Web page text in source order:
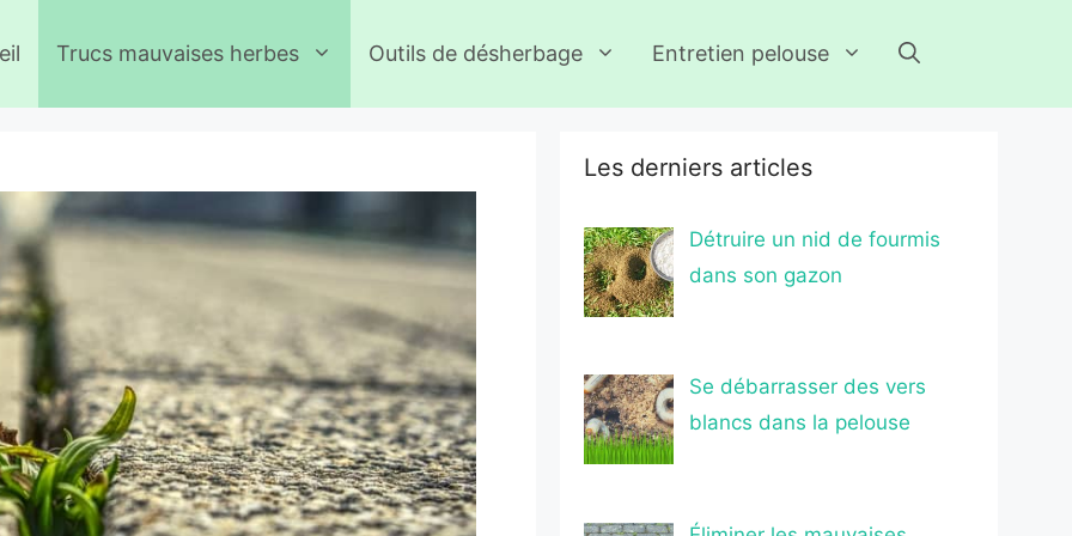
Trucs mauvaises herbes Outils de désherbage Entretien pelouse
Les derniers articles
Détruire un nid de fourmis
dans son gazon
Se débarrasser des vers
blancs dans la pelouse